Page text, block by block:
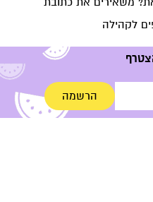
לקהילה
הרשמה